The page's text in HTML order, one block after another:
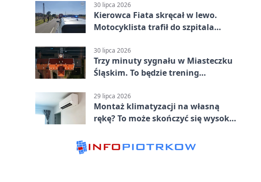
30 lipca 2026
Kierowca Fiata skręcał w lewo.
Motocyklista trafił do szpitala
30 lipca 2026
Trzy minuty sygnału w Miasteczku
Śląskim. To będzie trening
29 lipca 2026
Montaż klimatyzacji na własną
rękę? To może skończyć się wysoką